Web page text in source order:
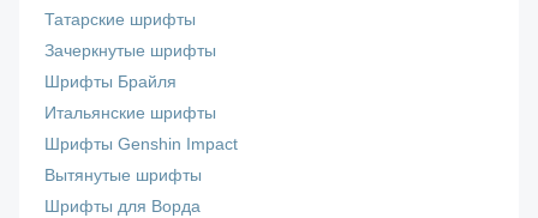
Татарские шрифты
Зачеркнутые шрифты
Шрифты Брайля
Итальянские шрифты
Шрифты Genshin Impact
Вытянутые шрифты
Шрифты для Ворда